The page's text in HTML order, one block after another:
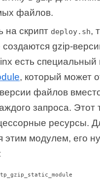
файлов.
на скрипт deploy.sh,
gzip-
есть специальный
, который может
файлов
запроса. Этот
ресурсы.
этим модулем, его